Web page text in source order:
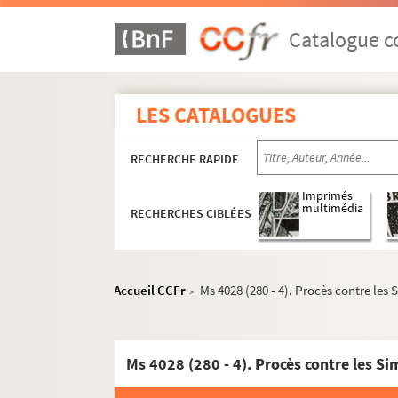
Catalogue
LES CATALOGUES
RECHERCHE RAPIDE
RECHERCHES CIBLÉES
Imprimés
multimédia
Accueil CCFr > Ms 4028 (280 - 4). Procès contre les
Ms 4028 (280 - 4). Procès contre les
Correspondance
Famille Magnin